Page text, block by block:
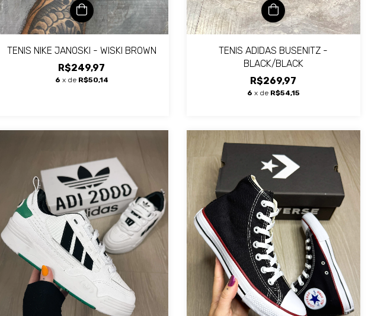
TENIS NIKE JANOSKI - WISKI BROWN
R$249,97
6 x de R$50,14
TENIS ADIDAS BUSENITZ -
BLACK/BLACK
R$269,97
6 x de R$54,15